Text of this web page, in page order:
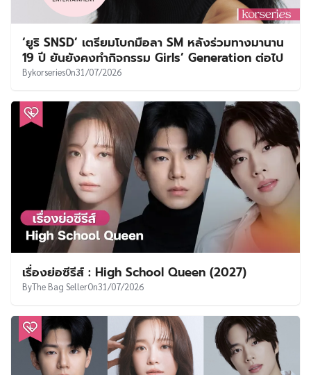
‘ยูริ SNSD’ เตรียมโบกมือลา SM หลังร่วมทางมานาน
19 ปี ยันยังคงทำกิจกรรม Girls’ Generation ต่อไป
BykorseriesOn31/07/2026
เรื่องย่อซีรีส์ : High School Queen (2027)
ByThe Bag SellerOn31/07/2026